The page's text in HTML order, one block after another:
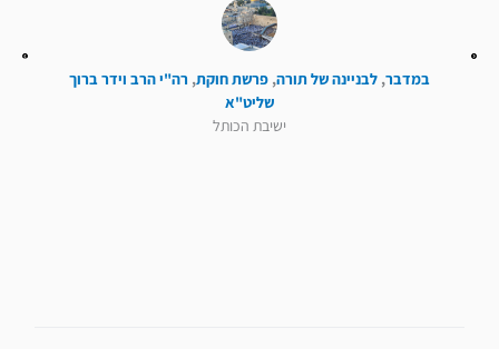
במדבר, לבניינה של תורה, פרשת חוקת, רה"י הרב וידר ברוך
שליט"א
ישיבת הכותל